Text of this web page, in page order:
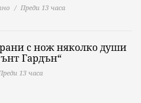
Преди 13 часа
с нож няколко души
Гардън“
13 часа